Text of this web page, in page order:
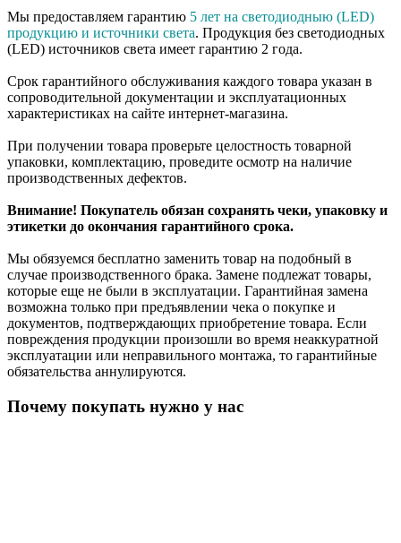
Мы предоставляем гарантию 5 лет на светодиодныю (LED)
продукцию и источники света. Продукция без светодиодных
(LED) источников света имеет гарантию 2 года.
Срок гарантийного обслуживания каждого товара указан в
сопроводительной документации и эксплуатационных
характеристиках на сайте интернет-магазина.
При получении товара проверьте целостность товарной
упаковки, комплектацию, проведите осмотр на наличие
производственных дефектов.
Внимание! Покупатель обязан сохранять чеки, упаковку и
этикетки до окончания гарантийного срока.
Мы обязуемся бесплатно заменить товар на подобный в
случае производственного брака. Замене подлежат товары,
которые еще не были в эксплуатации. Гарантийная замена
возможна только при предъявлении чека о покупке и
документов, подтверждающих приобретение товара. Если
повреждения продукции произошли во время неаккуратной
эксплуатации или неправильного монтажа, то гарантийные
обязательства аннулируются.
Почему покупать нужно у нас